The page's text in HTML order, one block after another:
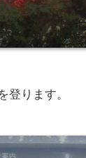
登ります。